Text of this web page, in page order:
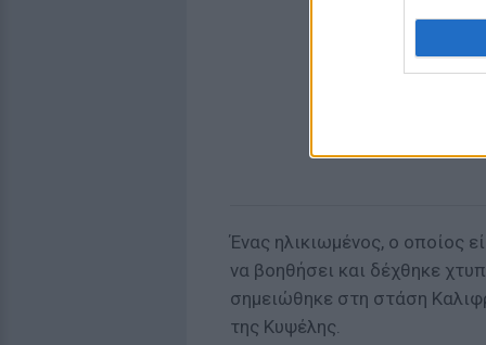
Ένας ηλικιωμένος, ο οποίος
να βοηθήσει και δέχθηκε
σημειώθηκε στη στάση
της Κυψέλης.